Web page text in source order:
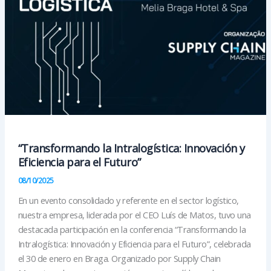
“Transformando la Intralogística: Innovación y
Eficiencia para el Futuro”
08/10/2025
En un evento consolidado y referente en el sector logístico,
nuestra empresa, liderada por el CEO Luís de Matos, tuvo una
destacada participación en la conferencia “Transformando la
Intralogística: Innovación y Eficiencia para el Futuro”, celebrada
el 30 de enero en Braga. Organizado por Supply Chain